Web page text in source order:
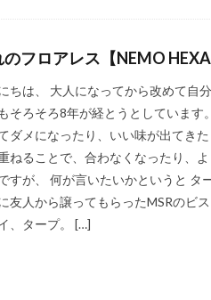
のフロアレス【NEMO
ちは、 大人になってから改めて自
そろそろ8年が経とうとしています
ダメになったり、いい味が出てき
ねることで、合わなくなったり、
すが、 何が言いたいかというと タ
友人から譲ってもらったMSRのビ
、タープ。 […]